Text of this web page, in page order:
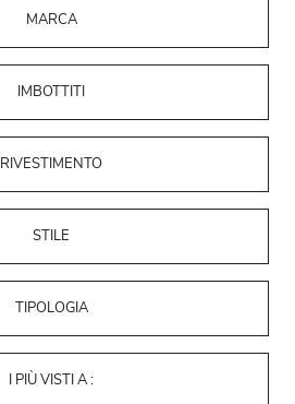
MARCA
IMBOTTITI
RIVESTIMENTO
STILE
TIPOLOGIA
I PIÙ VISTI A :